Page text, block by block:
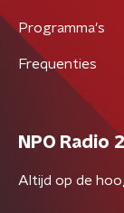
Programma's
Frequenties
NPO Radio
Altijd op de